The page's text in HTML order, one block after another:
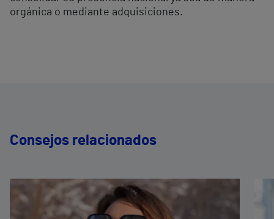
orgánica o mediante adquisiciones.
Consejos relacionados